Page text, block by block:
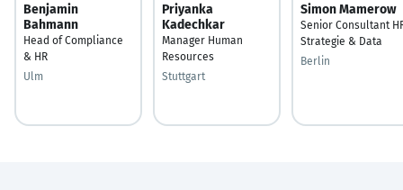
Benjamin
Bahmann
Head of Compliance
& HR
Ulm
Priyanka
Kadechkar
Manager Human
Resources
Stuttgart
Simon Mamerow
Senior Consultant
Strategie & Data
Berlin